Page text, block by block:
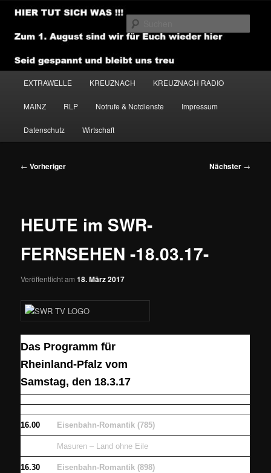
Zum
primären
Inhalt
NEWSHOUSE.MEDIA
EXTRAWELLE KREUZNACH KREUZNACH RADIO
MAINZ RLP Notrufe & Notdienste Impressum
Datenschutz Wirtschaft
Beitragsnavigation
← Vorheriger Nächster →
HEUTE im SWR-
FERNSEHEN -18.03.17-
Veröffentlicht am18. März 2017
Das Programm für
Rheinland-Pfalz vom
Samstag, den 18.3.17
16.00 Eisenbahn-Romantik (785)
Masuren – Land ohne Eile
16.30 Eisenbahn-Romantik (898)